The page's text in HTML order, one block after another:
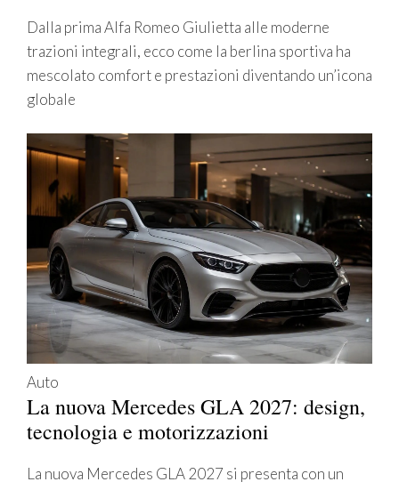
Dalla prima Alfa Romeo Giulietta alle moderne
trazioni integrali, ecco come la berlina sportiva ha
mescolato comfort e prestazioni diventando un’icona
globale
Auto
La nuova Mercedes GLA 2027: design,
tecnologia e motorizzazioni
La nuova Mercedes GLA 2027 si presenta con un